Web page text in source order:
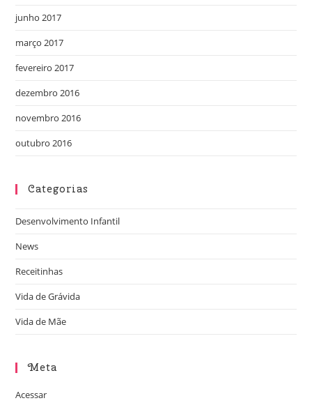
junho 2017
março 2017
fevereiro 2017
dezembro 2016
novembro 2016
outubro 2016
Categorias
Desenvolvimento Infantil
News
Receitinhas
Vida de Grávida
Vida de Mãe
Meta
Acessar